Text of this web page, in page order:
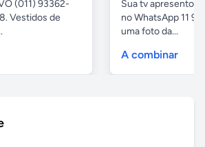
(011) 93362-
Vestidos de
Sua tv apresentou
no WhatsApp 11
uma foto da...
A combinar